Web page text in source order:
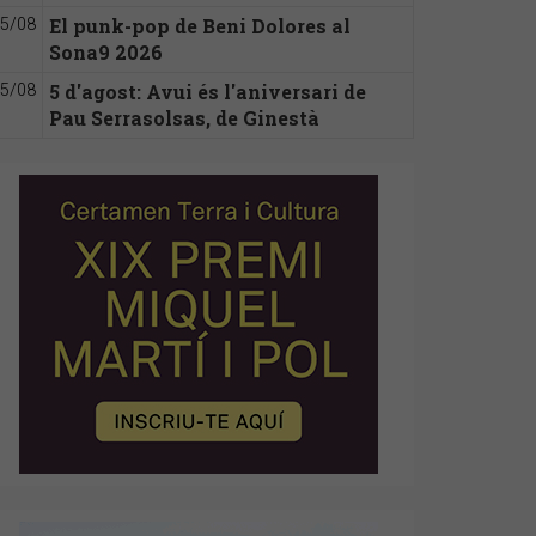
08
El punk-pop de Beni Dolores al
Sona9 2026
08
5 d'agost: Avui és l'aniversari de
Pau Serrasolsas, de Ginestà